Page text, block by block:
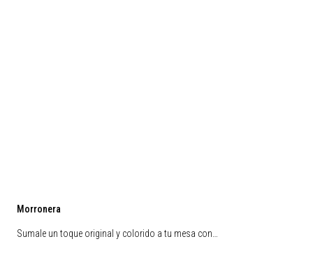
Morronera
Sumale un toque original y colorido a tu mesa con…